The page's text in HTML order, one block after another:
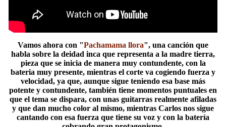
Vamos ahora con "Pachamama llora", una canción que
habla sobre la deidad inca que representa a la madre tierra,
pieza que se inicia de manera muy contundente, con la
bateria muy presente, mientras el corte va cogiendo fuerza y
velocidad, ya que, aunque sigue teniendo esa base más
potente y contundente, también tiene momentos puntuales en
que el tema se dispara, con unas guitarras realmente afiladas
y que dan mucho color al mismo, mientras Carlos nos sigue
cantando con esa fuerza que tiene su voz y con la batería